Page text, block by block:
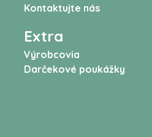
Kontaktujte nás
Extra
Výrobcovia
Darčekové poukážky